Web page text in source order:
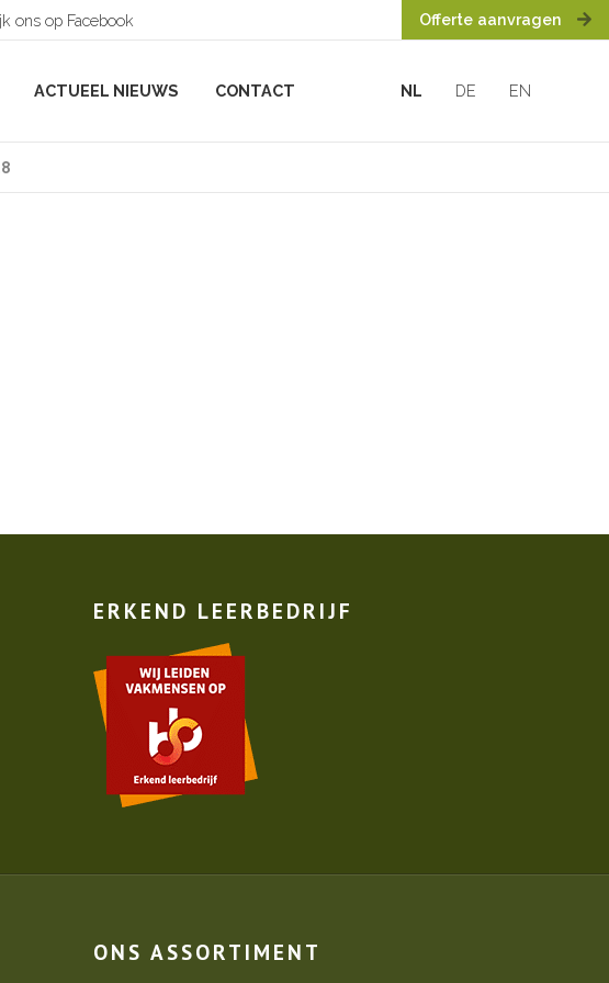
ons op Facebook Offerte aanvragen
ACTUEEL NIEUWS CONTACT NL DE EN
ERKEND LEERBEDRIJF
ONS ASSORTIMENT